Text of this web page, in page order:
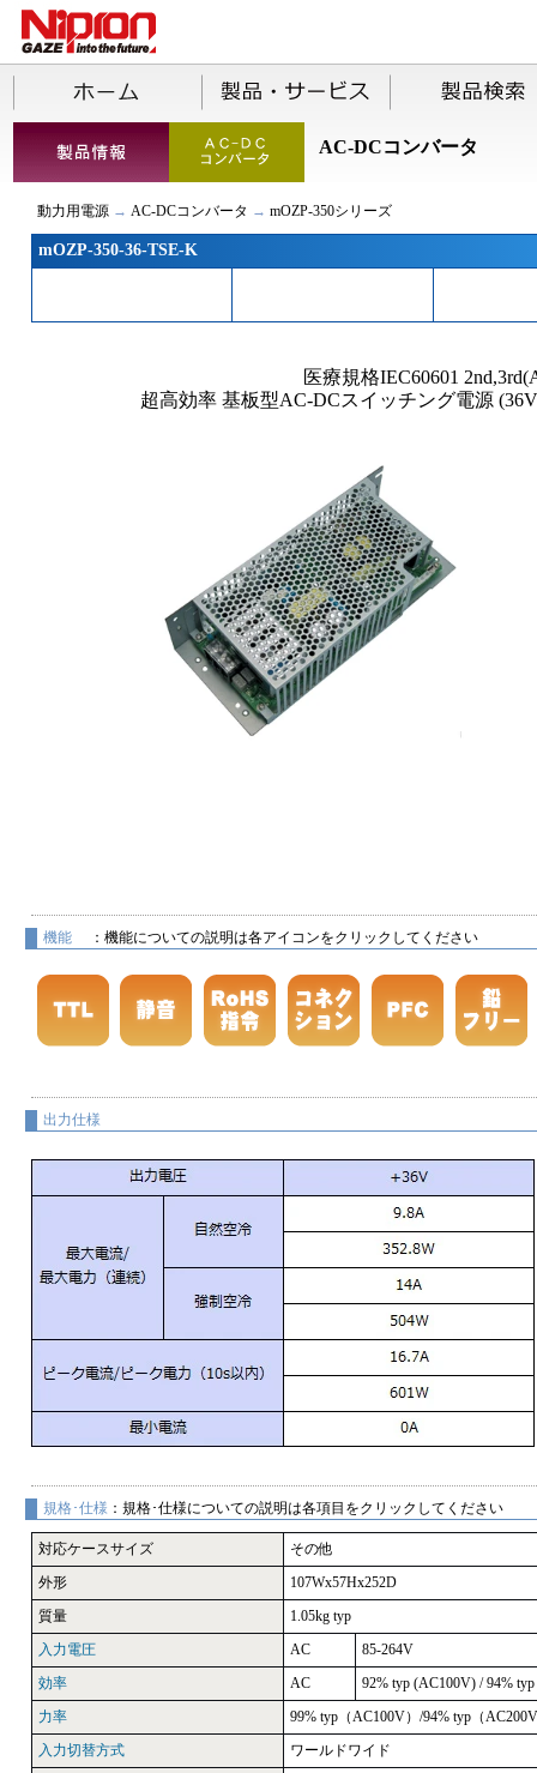
AC-DCコンバータ
動力用電源→ AC-DCコンバータ → mOZP-350シリーズ
mOZP-350-36-TSE-K
医療規格IEC60601
超高効率 基板型AC-DCスイッチング電源
機能 ：機能についての説明は各アイコンをクリックしてください
出力仕様
規格･仕様 ：規格･仕様についての説明は各項目をクリックしてください
対応ケースサイズ
その他
外形
107Wx57Hx252D
質量
1.05kg typ
入力電圧
AC
85-264V
効率
AC
92% typ (AC100V) / 94%
力率
99% typ（AC100V）/94% typ（
入力切替方式
ワールドワイド